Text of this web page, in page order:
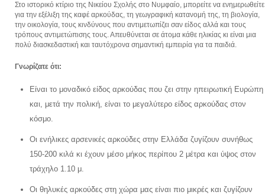
Στο ιστορικό κτίριο της Νικείου Σχολής στο Νυμφαίο, μπορείτε να ενημερωθείτε
για την εξέλιξη της καφέ αρκούδας, τη γεωγραφική κατανομή της, τη βιολογία,
την οικολογία, τους κινδύνους που αντιμετωπίζει σαν είδος αλλά και τους
τρόπους αντιμετώπισης τους. Απευθύνεται σε άτομα κάθε ηλικίας κι είναι μια
πολύ διασκεδαστική και ταυτόχρονα σημαντική εμπειρία για τα παιδιά.
Γνωρίζατε ότι:
Είναι το μοναδικό είδος αρκούδας που ζει στην ηπειρωτική Ευρώπη
και, μετά την πολική, είναι το μεγαλύτερο είδος αρκούδας στον
κόσμο.
Οι ενήλικες αρσενικές αρκούδες στην Ελλάδα ζυγίζουν συνήθως
150-200 κιλά κι έχουν μέσο μήκος περίπου 2 μέτρα και ύψος στον
τράχηλο 1.10 μ.
Οι θηλυκές αρκούδες στη χώρα μας είναι πιο μικρές και ζυγίζουν